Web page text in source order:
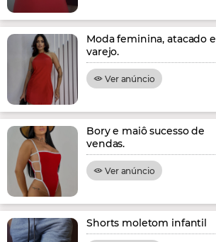
Moda feminina, atacado e
varejo.
Ver anúncio
Bory e maiô sucesso de
vendas.
Ver anúncio
Shorts moletom infantil